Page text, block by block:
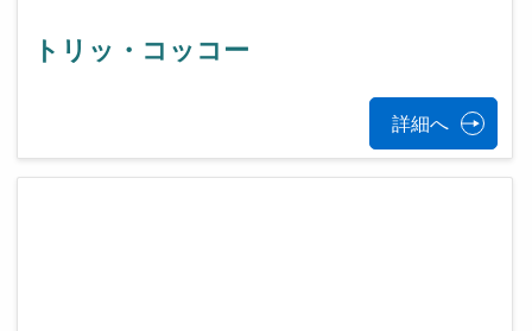
トリッ・コッコー
詳細へ